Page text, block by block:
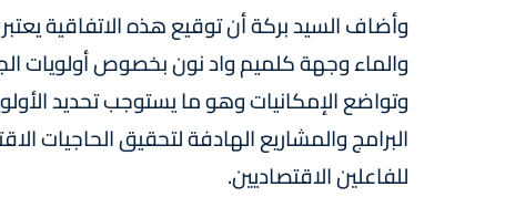
وأضاف السيد بركة أن توقيع هذه الاتفاقية
والماء وجهة كلميم واد نون بخصوص أولويات
وتواضع الإمكانيات وهو ما يستوجب تحديد
البرامج والمشاريع الهادفة لتحقيق الحاجيات
للفاعلين الاقتصاديين.